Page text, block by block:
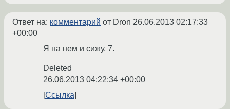
Ответ на: комментарий от Dron 26.06.2013 02:17:33
+00:00
Я на нем и сижу, 7.
Deleted
26.06.2013 04:22:34 +00:00
Ссылка